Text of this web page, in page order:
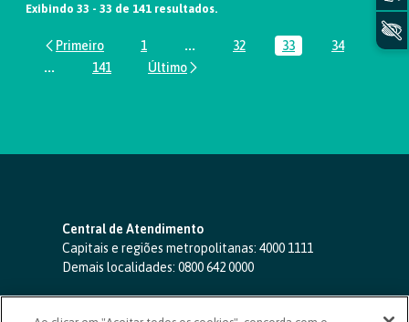
Exibindo 33 - 33 de 141 resultados.
Página
1 ...Páginas intermediárias Usar ABA
Página
32 Página
33 Página
34
...Páginas intermediárias Usar ABA para navegar.
Página
141
Central de Atendimento
Capitais e regiões metropolitanas: 4000 1111
Demais localidades: 0800 642 0000
SAC 24 horas-0800 724 4420